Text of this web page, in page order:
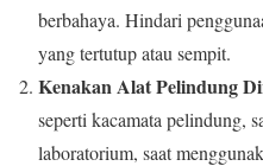
berbahaya. Hindari
yang tertutup atau sempit.
Kenakan Alat Pelindung
seperti kacamata pelindung,
laboratorium, saat